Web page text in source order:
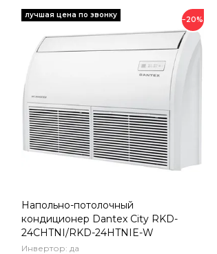
−20%
Напольно-потолочный
кондиционер Dantex City RKD-
24CHTNI/RKD-24HTNIE-W
Инвертор: да